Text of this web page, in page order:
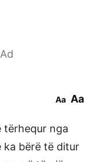
Aa Aa
tërhequr nga
ka bërë të ditur